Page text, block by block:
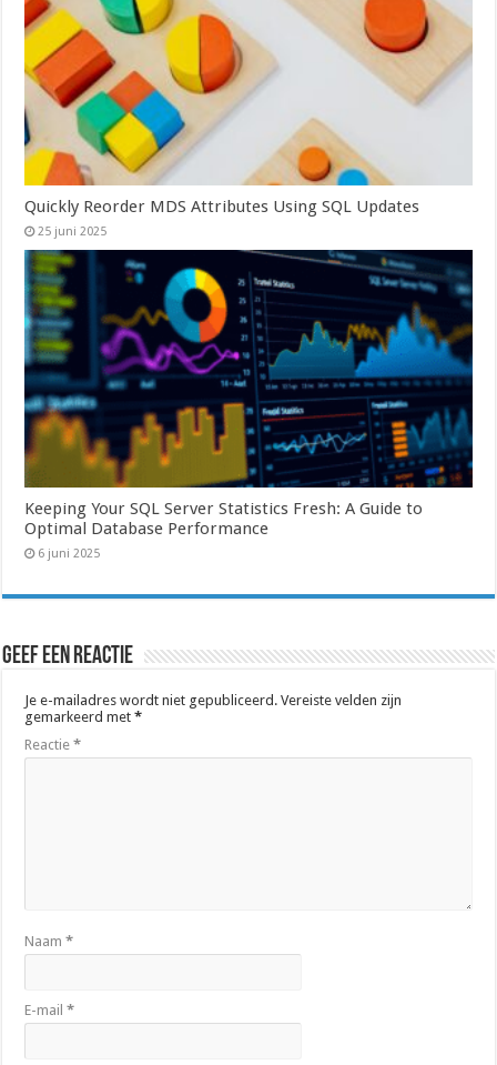
Quickly Reorder MDS Attributes Using SQL Updates
25 juni 2025
Keeping Your SQL Server Statistics Fresh: A Guide to
Optimal Database Performance
6 juni 2025
Geef een reactie
Je e-mailadres wordt niet gepubliceerd. Vereiste velden zijn
gemarkeerd met*
Reactie*
Naam*
E-mail*